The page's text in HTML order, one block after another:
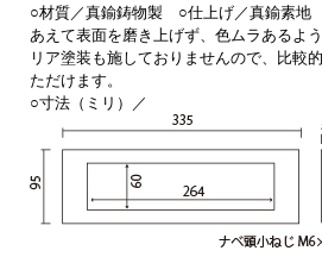
○材質／真鍮鋳物製 ○仕上げ／真鍮素地
あえて表面を磨き上げず、色ムラあるよ
リア塗装も施しておりませんので、比較
ただけます。
○寸法（ミリ）／